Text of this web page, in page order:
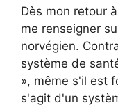
Dès mon retour
me renseigner
norvégien.
système de
», même s'il est
s'agit d'un